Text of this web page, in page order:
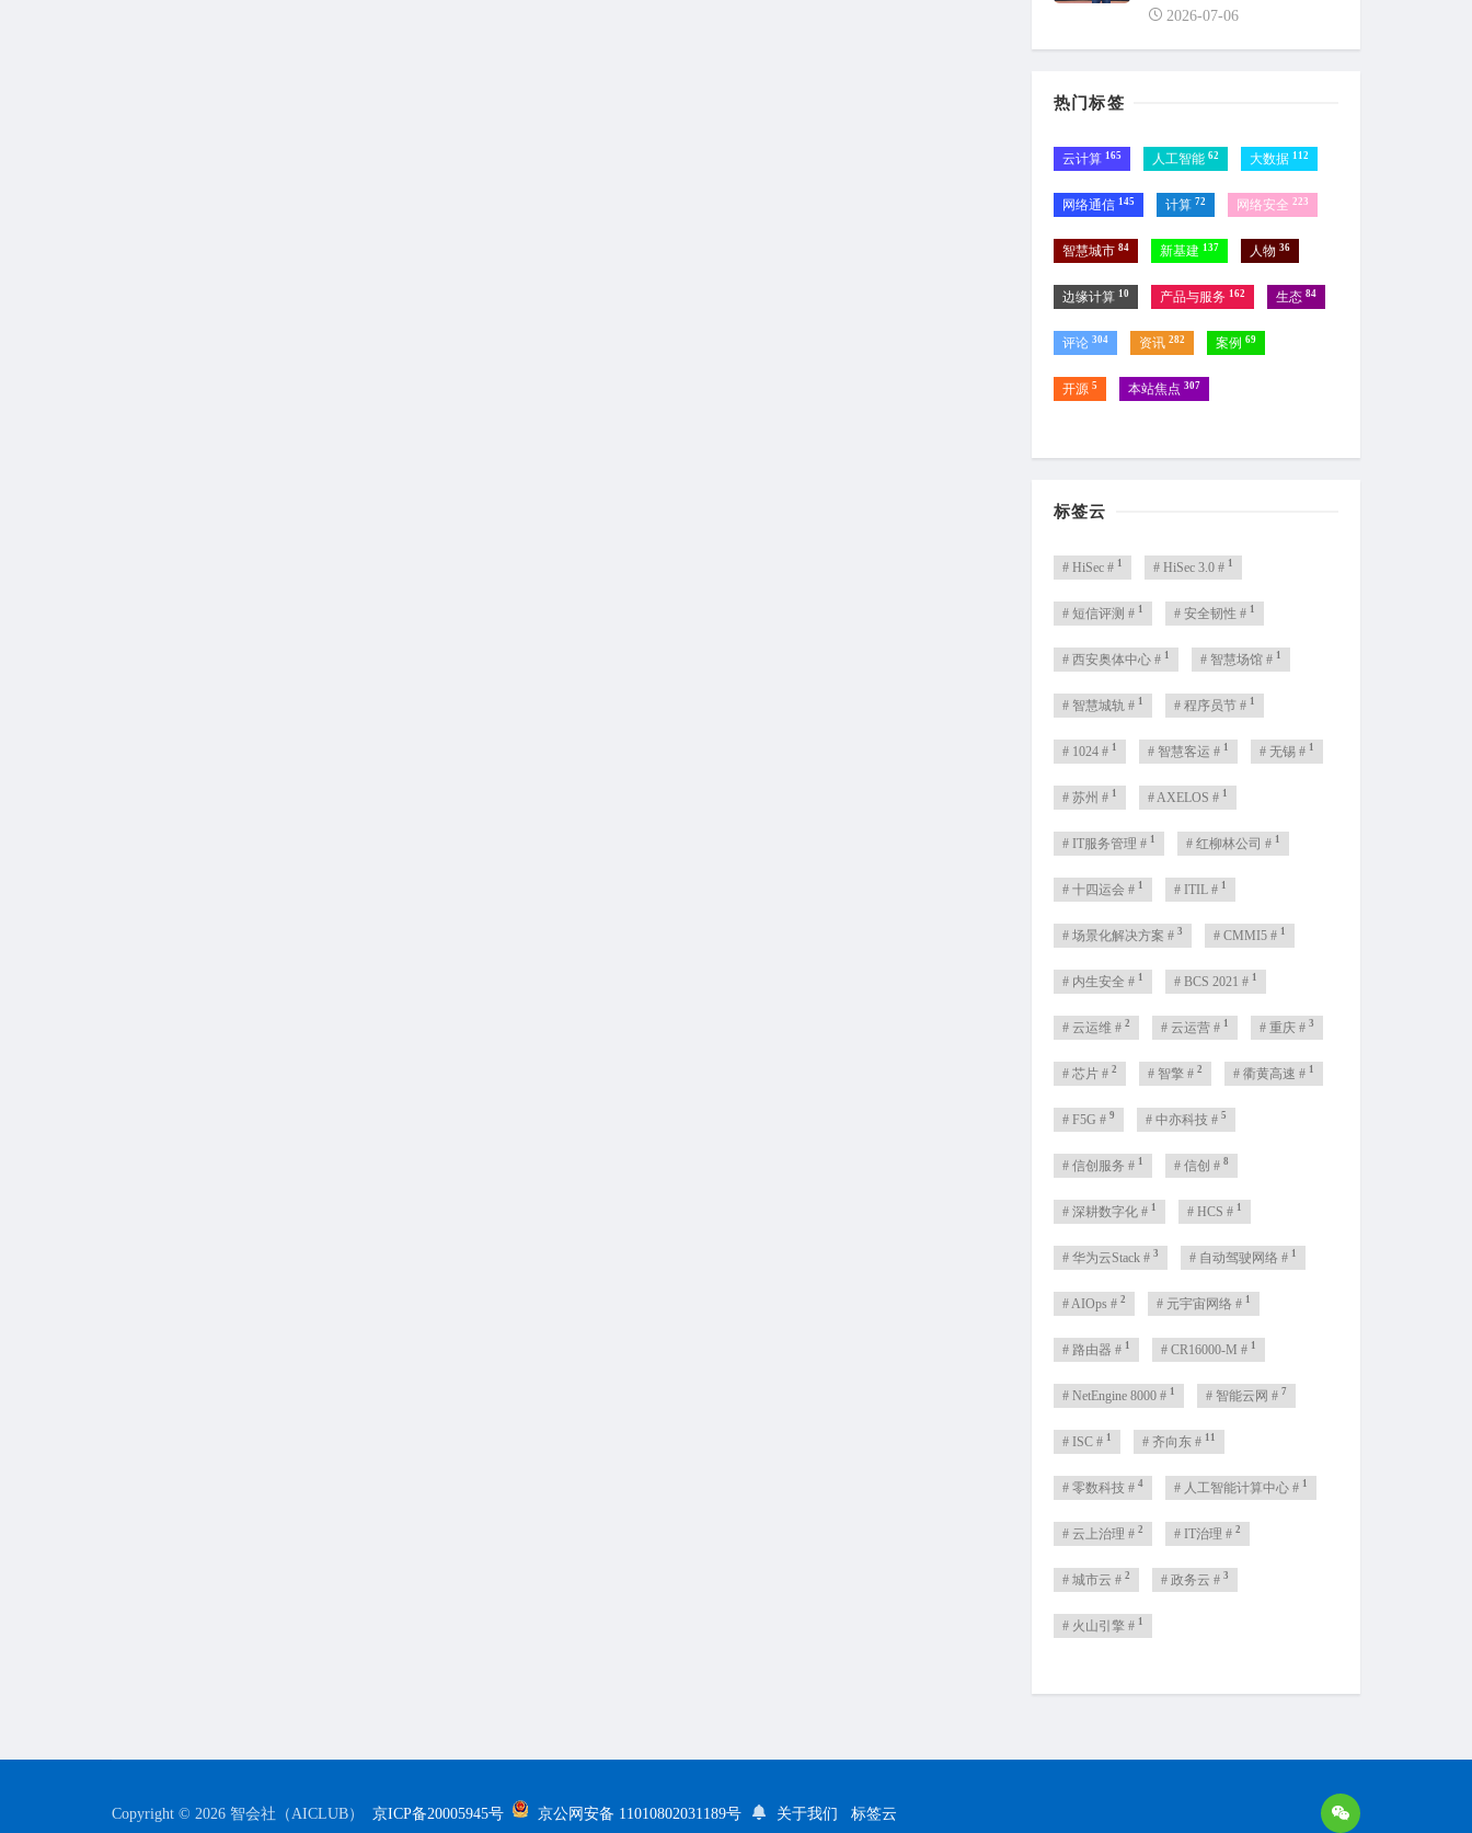
2026-07-06
热门标签
云计算 165 人工智能 62 大数据 112
网络通信 145 计算 72 网络安全 223
智慧城市 84 新基建 137 人物 36
边缘计算 10 产品与服务 162 生态 84
评论 304 资讯 282 案例 69
开源 5 本站焦点 307
标签云
# HiSec # 1 # HiSec 3.0 # 1
# 短信评测 # 1 # 安全韧性 # 1
# 西安奥体中心 # 1 # 智慧场馆 # 1
# 智慧城轨 # 1 # 程序员节 # 1
# 1024 # 1 # 智慧客运 # 1 # 无锡 # 1
# 苏州 # 1 # AXELOS # 1
# IT服务管理 # 1 # 红柳林公司 # 1
# 十四运会 # 1 # ITIL # 1
# 场景化解决方案 # 3 # CMMI5 # 1
# 内生安全 # 1 # BCS 2021 # 1
# 云运维 # 2 # 云运营 # 1 # 重庆 # 3
# 芯片 # 2 # 智擎 # 2 # 衢黄高速 # 1
# F5G # 9 # 中亦科技 # 5
# 信创服务 # 1 # 信创 # 8
# 深耕数字化 # 1 # HCS # 1
# 华为云Stack # 3 # 自动驾驶网络 # 1
# AIOps # 2 # 元宇宙网络 # 1
# 路由器 # 1 # CR16000-M # 1
# NetEngine 8000 # 1 # 智能云网 # 7
# ISC # 1 # 齐向东 # 11
# 零数科技 # 4 # 人工智能计算中心 # 1
# 云上治理 # 2 # IT治理 # 2
# 城市云 # 2 # 政务云 # 3
# 火山引擎 # 1
Copyright © 2026 智会社（AICLUB） 京ICP备20005945号 京公网安备 11010802031189号 关于我们 标签云